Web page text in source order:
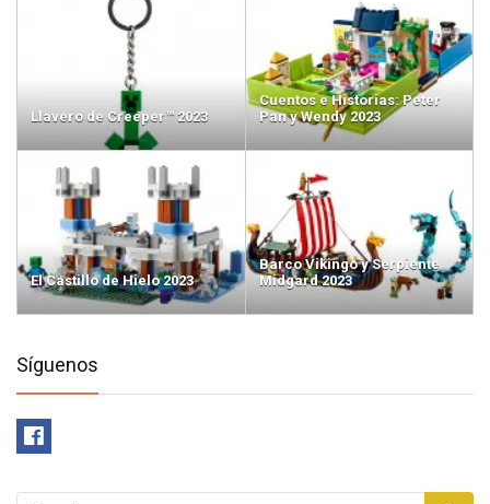
Llavero de Creeper™ 2023
Cuentos e Historias: Peter
Pan y Wendy 2023
El Castillo de Hielo 2023
Barco Vikingo y Serpiente
Midgard 2023
Síguenos